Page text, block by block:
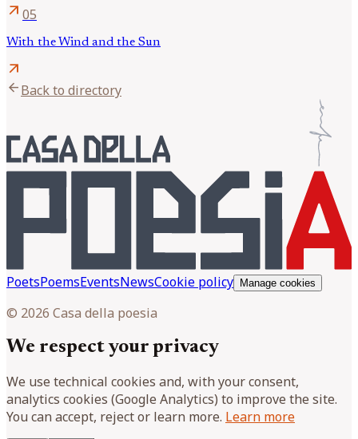
arrow_outward 05
With the Wind and the Sun
arrow_outward
arrow_backBack to directory
PoetsPoemsEventsNewsCookie policy Manage cookies
© 2026 Casa della poesia
We respect your privacy
We use technical cookies and, with your consent,
analytics cookies (Google Analytics) to improve the site.
You can accept, reject or learn more. Learn more